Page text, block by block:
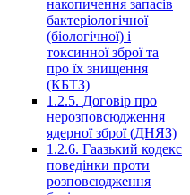
накопичення запасів
бактеріологічної
(біологічної) і
токсинної зброї та
про їх знищення
(КБТЗ)
1.2.5. Договір про
нерозповсюдження
ядерної зброї (ДНЯЗ)
1.2.6. Гаазький кодекс
поведінки проти
розповсюдження